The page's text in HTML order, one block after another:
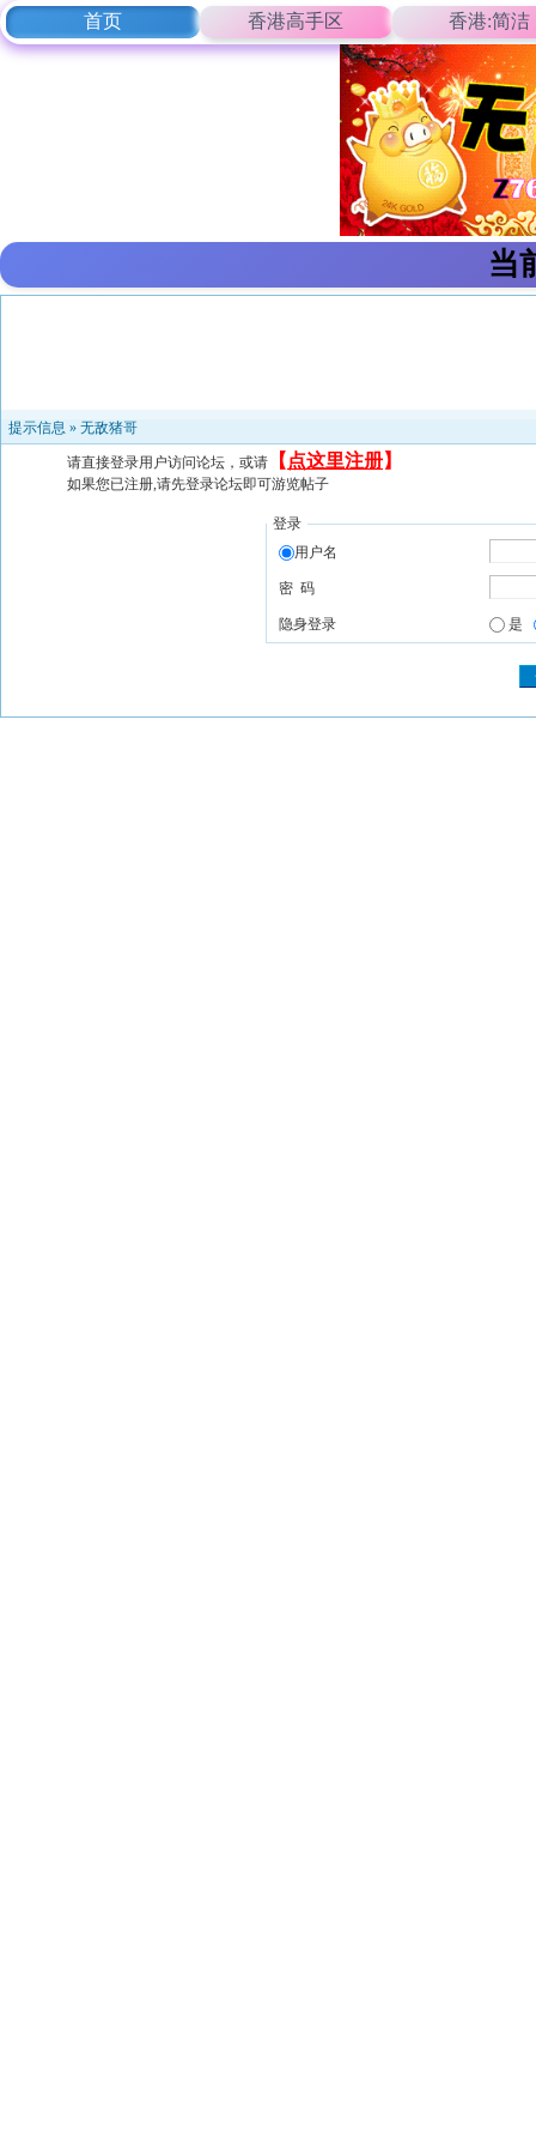
首页 香港高手区 香港:简洁
当
提示信息 » 无敌猪哥
请直接登录用户访问论坛，或请 【 点这里注册】
如果您已注册,请先登录论坛即可游览帖子
登录
用户名
密 码
隐身登录 是